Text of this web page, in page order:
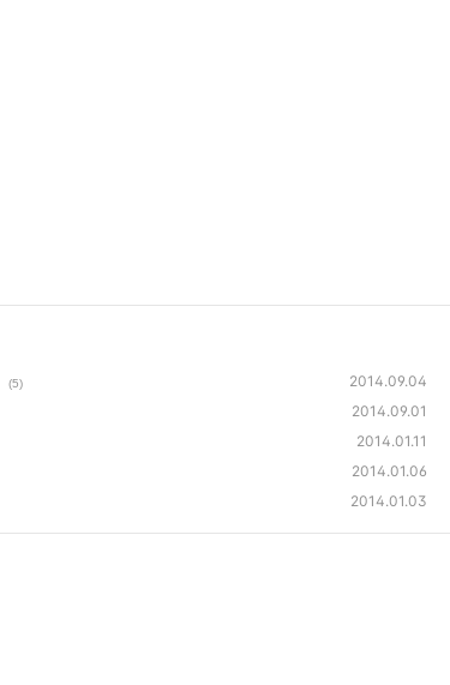
(5) 2014.09.04
2014.09.01
2014.01.11
2014.01.06
2014.01.03